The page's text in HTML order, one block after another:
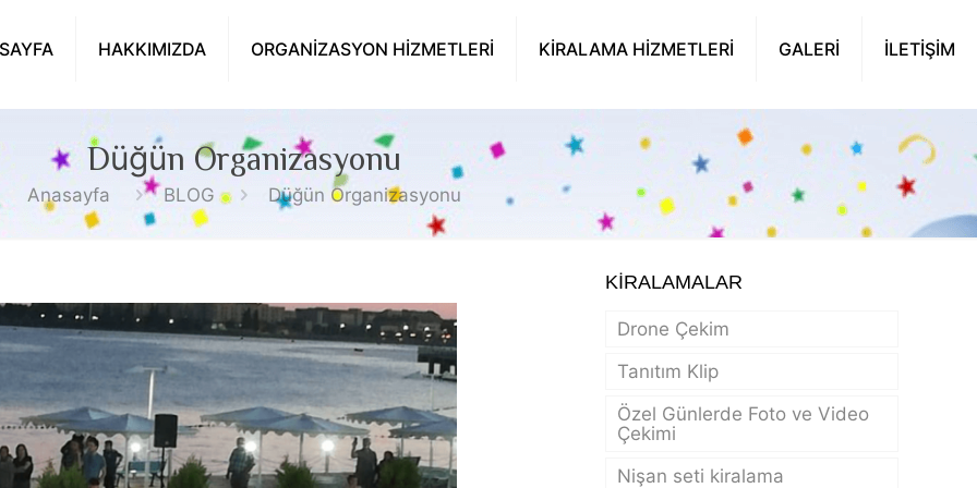
HAKKIMIZDA ORGANİZASYON HİZMETLERİ KİRALAMA HİZMETLERİ GALERİ İLETİŞİM
Düğün Organizasyonu
Anasayfa BLOG Düğün Organizasyonu
KİRALAMALAR
Drone Çekim
Tanıtım Klip
Özel Günlerde Foto ve Video
Çekimi
Nişan seti kiralama